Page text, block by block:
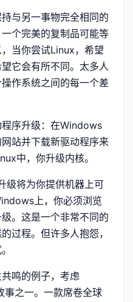
与另一事物完全相同的
个完美的复制品可能等
当你尝试Linux，希望
它会有所不同。太多人
作系统之间的每一个差
序升级：在Windows
站并下载新驱动程序来
中，你升级内核。
级将为你提供机器上可
上，你必须浏览
。这是一个非常不同的
过程。但许多人抱怨，
鸣的例子，考虑
之一。一款席卷全球